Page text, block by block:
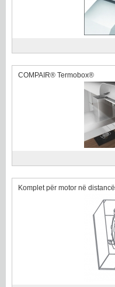
COMPAIR® Termobox®
Komplet për motor në distancë